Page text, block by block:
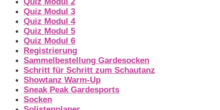
Quiz Modul 3
Quiz Modul 4
Quiz Modul 5
Quiz Modul 6
Registrierung
Sammelbestellung Gardesocken
Schritt für Schritt zum Schautanz
Showtanz Warm-Up
Sneak Peak Gardesports
Socken